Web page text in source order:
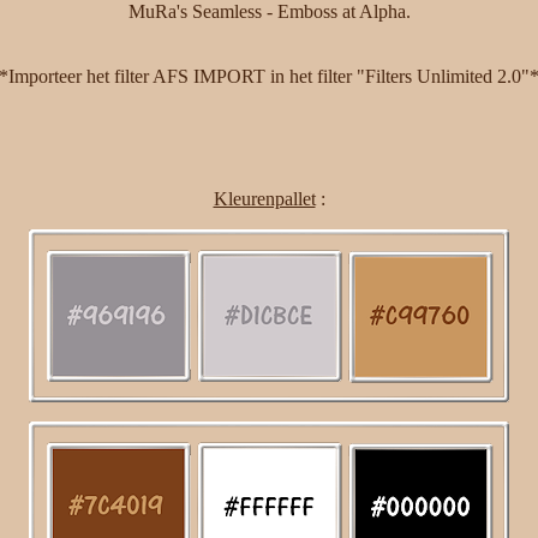
MuRa's Seamless - Emboss at Alpha.
het filter AFS IMPORT in het filter "Filters Unlimited
Kleurenpallet: